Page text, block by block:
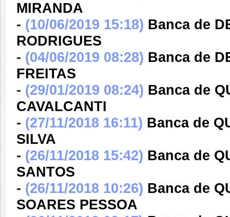
MIRANDA
- (10/06/2019 15:18) Banca de
RODRIGUES
- (04/06/2019 08:28) Banca de
FREITAS
- (29/01/2019 08:24) Banca de
CAVALCANTI
- (27/11/2018 16:11) Banca de
SILVA
- (26/11/2018 15:42) Banca de
SANTOS
- (26/11/2018 10:26) Banca de
SOARES PESSOA